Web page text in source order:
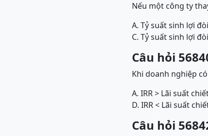
Nếu một công ty
A. Tỷ suất sinh lợi
C. Tỷ suất sinh lợi
Câu hỏi
Khi doanh nghiệp
A. IRR > Lãi suất
D. IRR < Lãi suất
Câu hỏi